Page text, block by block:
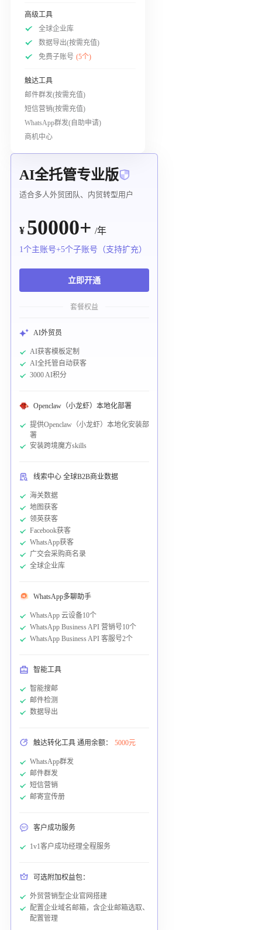
高级工具
全球企业库
数据导出(按需充值)
免费子账号 (5个)
触达工具
邮件群发(按需充值)
短信营销(按需充值)
WhatsApp群发(自助申请)
商机中心
AI全托管专业版
适合多人外贸团队、内贸转型用户
¥ 50000+ /年
1个主账号+5个子账号（支持扩充）
立即开通
套餐权益
AI外贸员
AI获客模板定制
AI全托管自动获客
3000 AI积分
Openclaw（小龙虾）本地化部署
提供Openclaw（小龙虾）本地化安装部
署
安装跨境魔方skills
线索中心 全球B2B商业数据
海关数据
地图获客
领英获客
Facebook获客
WhatsApp获客
广交会采购商名录
全球企业库
WhatsApp多聊助手
WhatsApp 云设备10个
WhatsApp Business API 营销号10个
WhatsApp Business API 客服号2个
智能工具
智能搜邮
邮件检测
数据导出
触达转化工具 通用余额： 5000元
WhatsApp群发
邮件群发
短信营销
邮寄宣传册
客户成功服务
1v1客户成功经理全程服务
可选附加权益包：
外贸营销型企业官网搭建
配置企业域名邮箱，含企业邮箱选取、
配置管理